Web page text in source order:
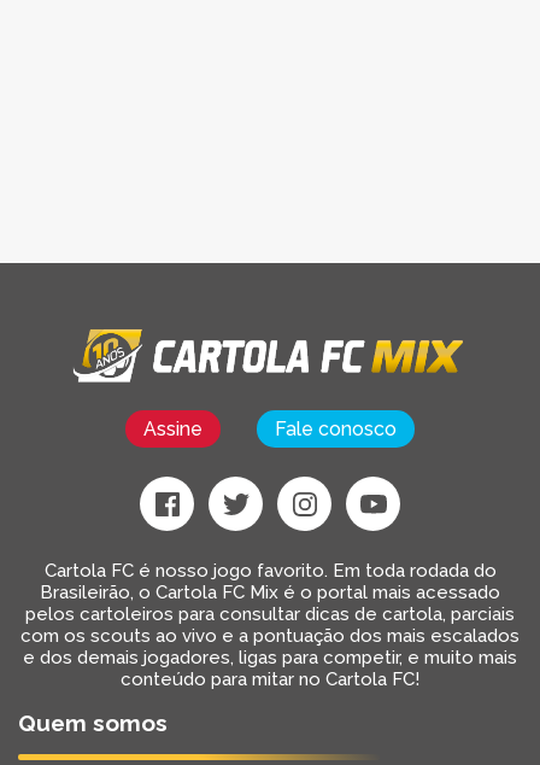
Assine Fale conosco
Cartola FC é nosso jogo favorito. Em toda rodada do
Brasileirão, o Cartola FC Mix é o portal mais acessado
pelos cartoleiros para consultar dicas de cartola, parciais
com os scouts ao vivo e a pontuação dos mais escalados
e dos demais jogadores, ligas para competir, e muito mais
conteúdo para mitar no Cartola FC!
Quem somos